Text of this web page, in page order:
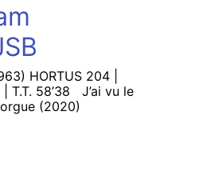
HORTUS 204 |
T.T. 58’38 J’ai vu le
(2020)